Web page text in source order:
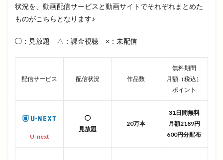
状況を、動画配信サービスと動画サイトでそれぞれまとめた
ものがこちらとなります♪
◯：見放題 △：課金視聴 ×：未配信
配信サービス 配信状況 作品数
無料期間
月額（税込）
ポイント
U-next
◯
見放題
20万本
31日間無料
月額2189円
600円分配布